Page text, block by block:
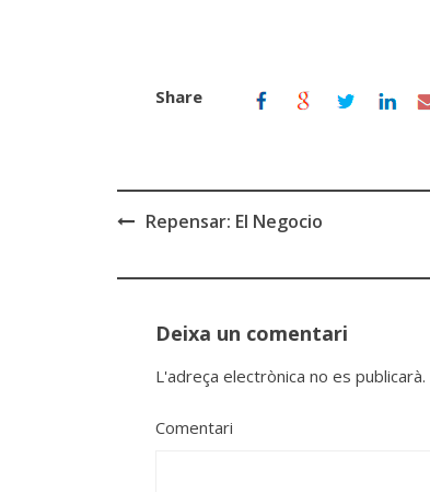
Share
navigation
Repensar: El Negocio
Deixa un comentari
L'adreça electrònica no es publicarà.
Comentari